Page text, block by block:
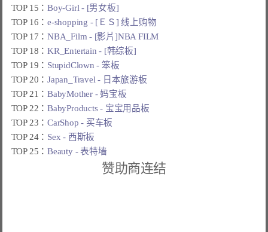
TOP 15：Boy-Girl - [男女板]
TOP 16：e-shopping - [ＥＳ] 线上购物
TOP 17：NBA_Film - [影片]NBA FILM
TOP 18：KR_Entertain - [韩综板]
TOP 19： StupidClown - 笨板
TOP 20：Japan_Travel - 日本旅游板
TOP 21：BabyMother - 妈宝板
TOP 22：BabyProducts - 宝宝用品板
TOP 23：CarShop - 买车板
TOP 24： Sex - 西斯板
TOP 25：Beauty - 表特墙
赞助商连结